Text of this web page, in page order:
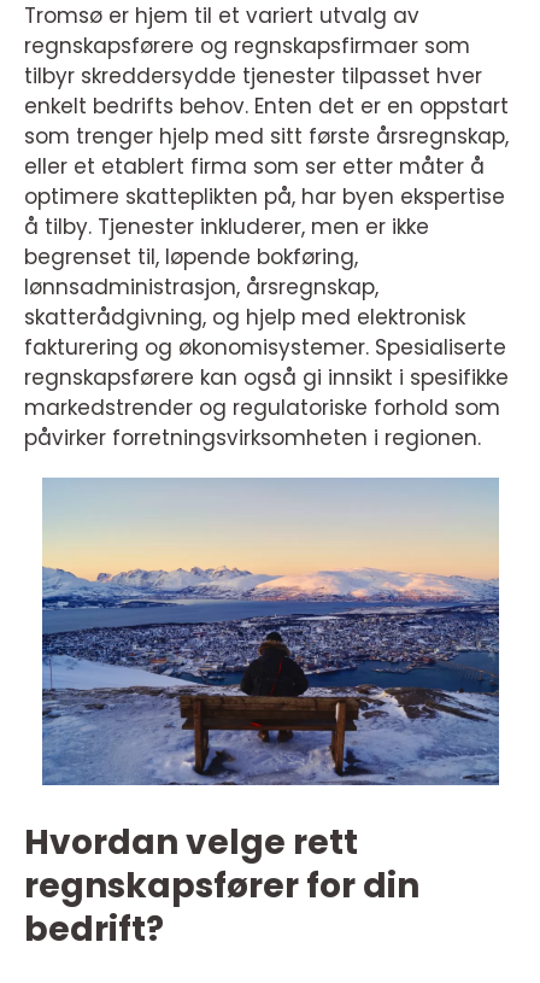
Tromsø er hjem til et variert utvalg av
regnskapsførere og regnskapsfirmaer som
tilbyr skreddersydde tjenester tilpasset hver
enkelt bedrifts behov. Enten det er en oppstart
som trenger hjelp med sitt første årsregnskap,
eller et etablert firma som ser etter måter å
optimere skatteplikten på, har byen ekspertise
å tilby. Tjenester inkluderer, men er ikke
begrenset til, løpende bokføring,
lønnsadministrasjon, årsregnskap,
skatterådgivning, og hjelp med elektronisk
fakturering og økonomisystemer. Spesialiserte
regnskapsførere kan også gi innsikt i spesifikke
markedstrender og regulatoriske forhold som
påvirker forretningsvirksomheten i regionen.
Hvordan velge rett
regnskapsfører for din
bedrift?